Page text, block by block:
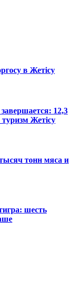
в Жетісу
12,3
Жетісу
тонн мяса и
шесть